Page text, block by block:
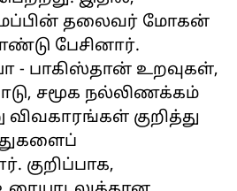
தலைவர் மோகன்
பேசினார்.
- பாகிஸ்தான் உறவுகள்,
சமூக நல்லிணக்கம்
குறித்து
குறிப்பாக,